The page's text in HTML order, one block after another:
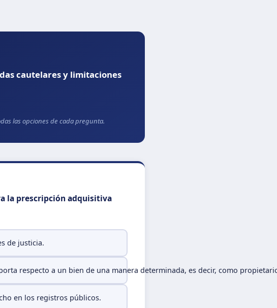
cautelares y limitaciones
las opciones de cada pregunta.
la prescripción adquisitiva
de justicia.
respecto a un bien de una manera determinada, es decir, como
en los registros públicos.